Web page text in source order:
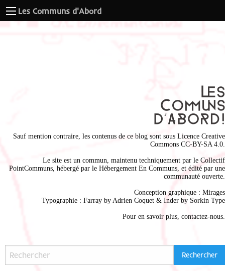
Les Communs d'Abord
Sauf mention contraire, les contenus de ce blog sont sous Licence Creative
Commons CC-BY-SA 4.0
Le site est un commun, maintenu techniquement par le Collectif
PointCommuns , hébergé par le Hébergement En Communs , et édité par une
communauté ouverte.
Conception graphique : Mirages
Typographie : Farray by Adrien Coquet & Inder by Sorkin Type
Pour en savoir plus, contactez-nous